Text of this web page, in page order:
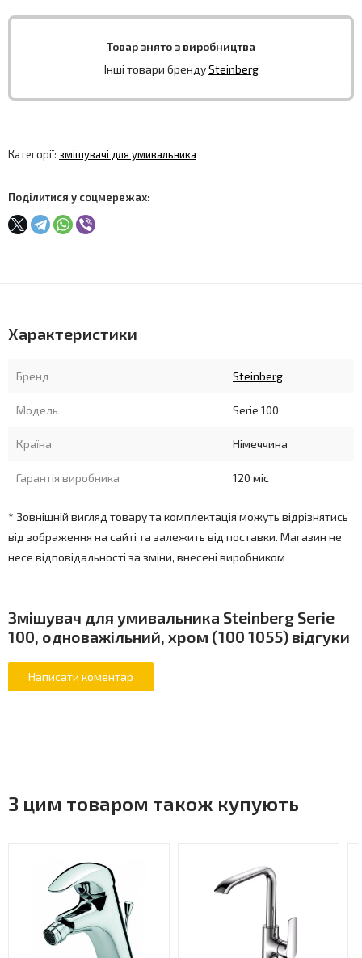
Товар знято з виробництва
Інші товари брендуSteinberg
Категорії: змішувачі для умивальника
Поділитися у соцмережах:
Характеристики
Бренд Steinberg
Модель Serie 100
Країна Німеччина
Гарантія виробника 120 міс
* Зовнішній вигляд товару та комплектація можуть відрізнятись
від зображення на сайті та залежить від поставки. Магазин не
несе відповідальності за зміни, внесені виробником
Змішувач для умивальника Steinberg Serie
100, одноважільний, хром (100 1055) відгуки
З цим товаром також купують